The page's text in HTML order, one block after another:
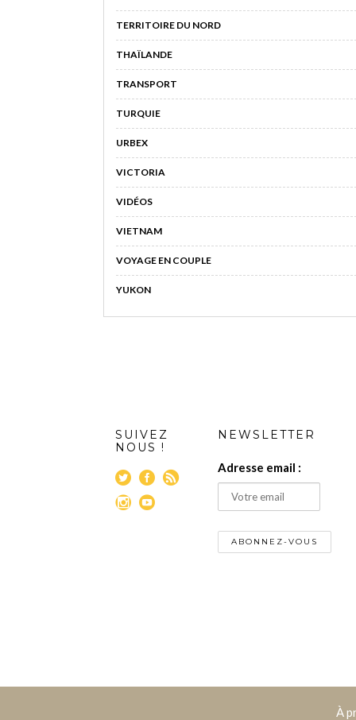
TERRITOIRE DU NORD
THAÏLANDE
TRANSPORT
TURQUIE
URBEX
VICTORIA
VIDÉOS
VIETNAM
VOYAGE EN COUPLE
YUKON
SUIVEZ
NOUS !
NEWSLETTER
Adresse email :
À